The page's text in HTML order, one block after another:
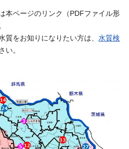
本ページのリンク（PDFファイル形
質をお知りになりたい方は、 水質検
い。